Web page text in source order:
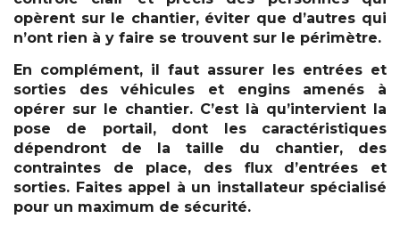
opèrent sur le chantier, éviter que d’autres qui
n’ont rien à y faire se trouvent sur le périmètre.
En complément, il faut assurer les entrées et
sorties des véhicules et engins amenés à
opérer sur le chantier. C’est là qu’intervient la
pose de portail, dont les caractéristiques
dépendront de la taille du chantier, des
contraintes de place, des flux d’entrées et
sorties. Faites appel à un installateur spécialisé
pour un maximum de sécurité.